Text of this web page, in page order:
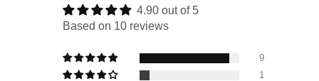
4.90 out of 5
Based on 10 reviews
9
1